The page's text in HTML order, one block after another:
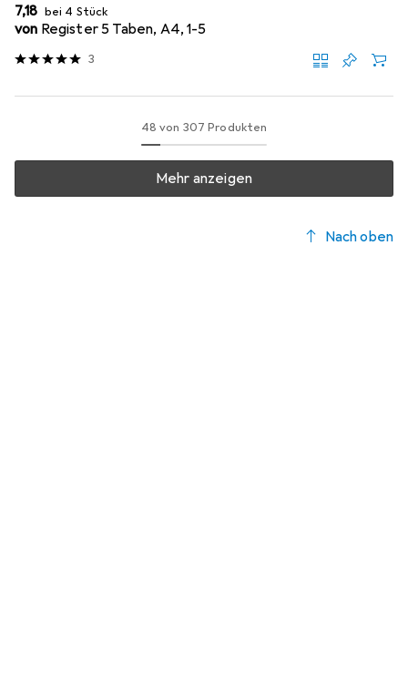
EUR
7,18 bei 4 Stück
von Register 5 Taben, A4, 1-5
3
48 von 307 Produkten
Mehr anzeigen
Nach oben